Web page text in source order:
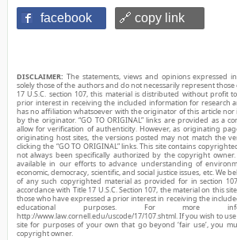
facebook 🔗 copy link
DISCLAIMER: The statements, views and opinions expressed
solely those of the authors and do not necessarily represent those
17 U.S.C. section 107, this material is distributed without profit
prior interest in receiving the included information for research
has no affiliation whatsoever with the originator of this article nor
by the originator. “GO TO ORIGINAL” links are provided as a
allow for verification of authenticity. However, as originating
originating host sites, the versions posted may not match the
clicking the “GO TO ORIGINAL” links. This site contains
not always been specifically authorized by the copyright
available in our efforts to advance understanding of
economic, democracy, scientific, and social justice issues, etc. We
of any such copyrighted material as provided for in section
accordance with Title 17 U.S.C. Section 107, the material on this
those who have expressed a prior interest in receiving the
educational purposes. For more
http://www.law.cornell.edu/uscode/17/107.shtml. If you wish to
site for purposes of your own that go beyond ‘fair use’, you
copyright owner.